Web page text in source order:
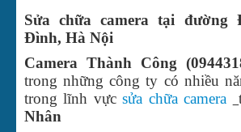
ĐẦU
Sửa chữa camera tại đường
Đình, Hà Nội
Camera Thành Công
trong những công ty có nhiều
trong lĩnh vựcsửa chữa camera
Nhân